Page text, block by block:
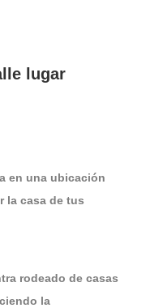
lugar
en una ubicación
la casa de tus
rodeado de casas
la